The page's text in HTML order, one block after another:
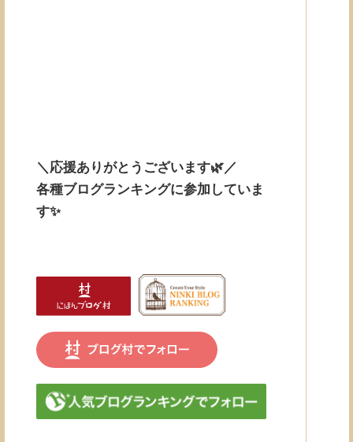
＼応援ありがとうございます🌿／
各種ブログランキングに参加していま
す✨